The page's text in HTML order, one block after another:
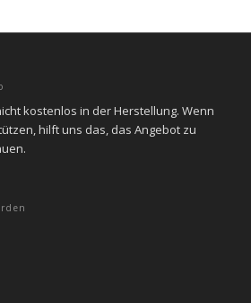
kostenlos in der Herstellung. Wenn
hilft uns das, das Angebot zu